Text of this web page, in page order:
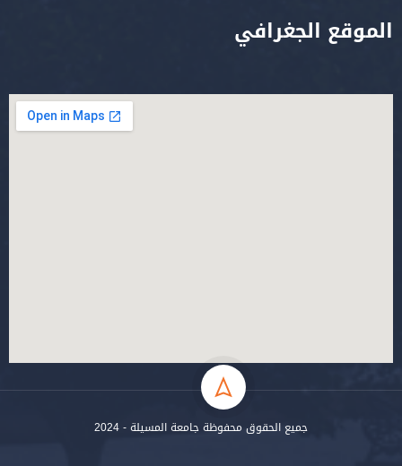
الموقع الجغرافي
جميع الحقوق محفوظة جامعة المسيلة - 2024